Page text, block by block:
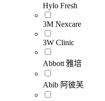
Hylo Fresh
3M Nexcare
3W Clinic
Abbott 雅培
Abib 阿彼芙